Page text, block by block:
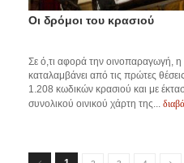
Οι δρόμοι του κρασιού
Σε ό,τι αφορά την οινοπαραγωγή,
καταλαμβάνει από τις πρώτες
1.208 κωδικών κρασιού και με
συνολικού οινικού χάρτη της...